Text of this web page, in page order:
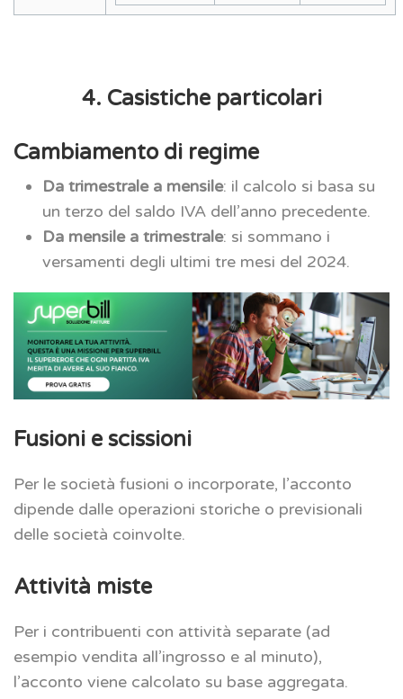
4. Casistiche particolari
Cambiamento di regime
Da trimestrale a mensile: il calcolo si basa su
un terzo del saldo IVA dell’anno precedente.
Da mensile a trimestrale: si sommano i
versamenti degli ultimi tre mesi del 2024.
Fusioni e scissioni
Per le società fusioni o incorporate, l’acconto
dipende dalle operazioni storiche o previsionali
delle società coinvolte.
Attività miste
Per i contribuenti con attività separate (ad
esempio vendita all’ingrosso e al minuto),
l’acconto viene calcolato su base aggregata.